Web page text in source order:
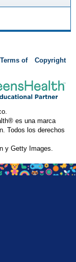
of
Copyright
es una marca
Todos los derechos
y Getty Images.